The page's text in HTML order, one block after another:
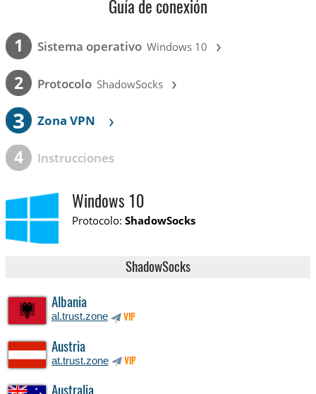
Guía de conexión
1 Sistema operativo Windows 10 ›
2 Protocolo ShadowSocks ›
3 Zona VPN ›
4 Instrucciones
Windows 10
Protocolo:ShadowSocks
ShadowSocks
Albania
al.trust.zone VIP
Austria
at.trust.zone VIP